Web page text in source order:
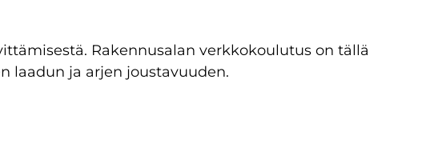
Rakennusalan verkkokoulutus on tällä
laadun ja arjen joustavuuden.